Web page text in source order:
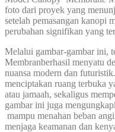
foto dari proyek yang
setelah pemasangan kanopi
perubahan signifikan yang
Melalui gambar-gambar ini,
Membranberhasil menyatu
nuansa modern dan
menciptakan ruang terbuka
atau jamaah, sekaligus
gambar ini juga
mampu menahan beban
menjaga keamanan dan